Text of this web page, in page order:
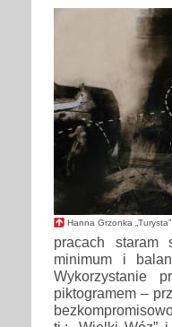
Hanna Grzonka „Turysta”
pracach staram
minimum i
Wykorzystanie
piktogramem –